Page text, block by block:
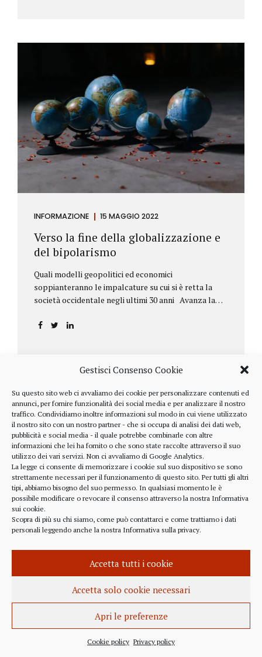
Gestisci Consenso Cookie
Su questo sito web ci avvaliamo dei cookie per personalizzare contenuti ed
annunci, per fornire funzionalità dei social media e per analizzare il nostro
traffico. Condividiamo inoltre informazioni sul modo in cui viene utilizzato
il nostro sito con un nostro partner - che si occupa di analisi dei dati web,
pubblicità e social media - il quale potrebbe combinarle con altre
informazioni che lei ha fornito o che sono state raccolte attraverso il suo
utilizzo dei vari servizi. Non ci avvaliamo di Google Analytics.
La legge ci consente di memorizzare i cookie sul suo dispositivo se sono
strettamente necessari per il funzionamento di questo sito. Per tutti gli altri
tipi, abbiamo bisogno del suo permesso. In qualsiasi momento le è
possibile modificare o revocare il consenso attraverso la nostra Informativa
sui cookie.
Scopra di più su chi siamo, come può contattarci e come trattiamo i dati
personali leggendo anche la nostra Informativa sulla privacy.
Accetta tutti i cookie
Accetta solo cookie necessari
Apri le preferenze
Cookie policy Privacy policy
bancario e postale, direttore generale
dell’Accademia di educazione finanziaria presieduta
da Beppe Ghisolfi. Avvocato Rizzo, si sono
registrati cambiamenti sulla percezione della
sicurezza dei propri risparmi? Parto da una
considerazione scientifica. John Ioannidis, noto
professore di medicina, di epidemiologia e...
INFORMAZIONE 15 MAGGIO 2022
Verso la fine della globalizzazione e
del bipolarismo
Quali modelli geopolitici ed economici
soppianteranno le impalcature su cui si è retta la
società occidentale negli ultimi 30 anni Avanza la
aprile ha fatto parecchio discutere il discorso che
una lettera annuale che Fink ha inviato agli
investitori, nella quale fa il punto sulla situazione
geopolitica ed economica globale, accompagnata da
alcune considerazioni sui profitti generati dalle
scelte finanziarie operate dal fondo BlackRock.
Occorre leggere molto attentamente il testo della
lettera
(https://www.blackrock.com/corporate/investor-
relations/larry-fink-chairmans-letter). Fink afferma
chiaramente che...
INFORMAZIONE 27 APRILE 2022
Istanza per l’abrogazione
dell’obbligo vaccinale al Governo
Italiano e alla Commissione Europea
Europea per l’abrogazione della normativa